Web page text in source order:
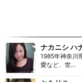
ナカニシ ハ
1985年神奈川
愛など、世...